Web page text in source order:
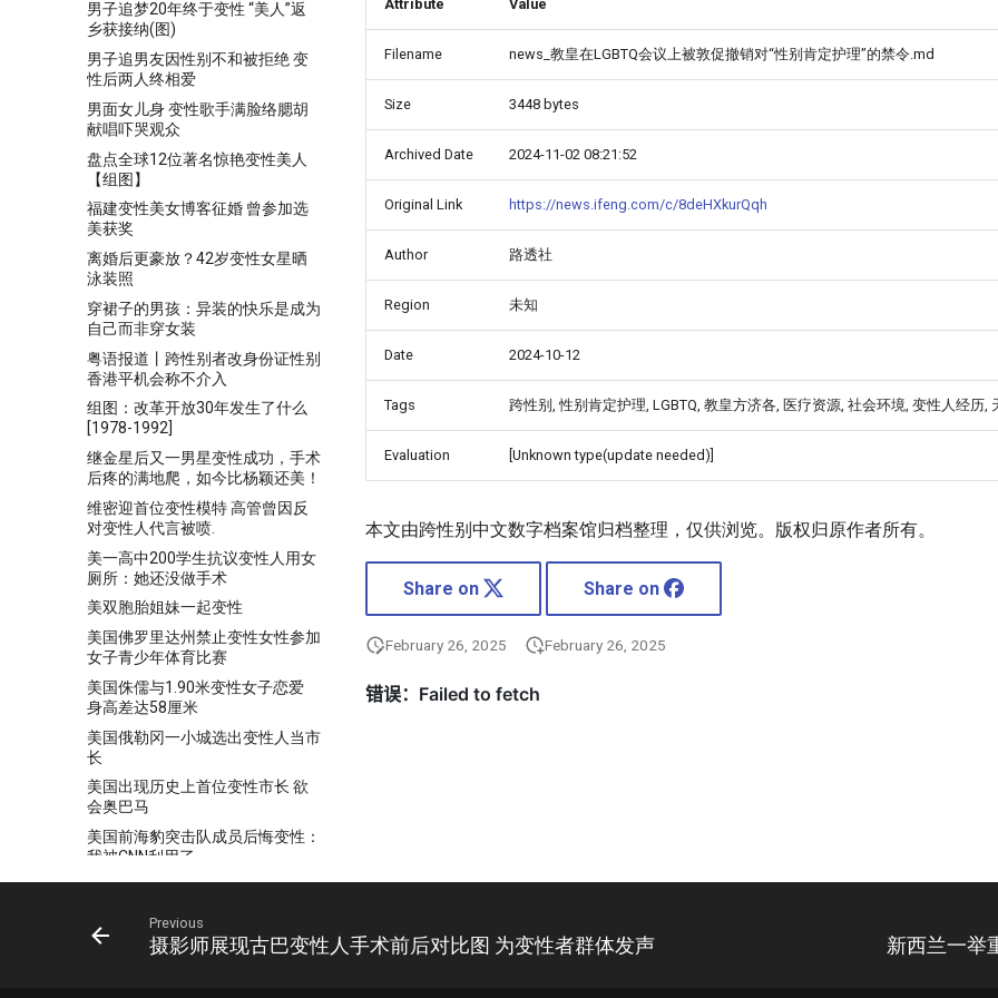
男子追梦20年终于变性 “美人”返
乡获接纳(图)
男子追男友因性别不和被拒绝 变
性后两人终相爱
男面女儿身 变性歌手满脸络腮胡
献唱吓哭观众
盘点全球12位著名惊艳变性美人
【组图】
福建变性美女博客征婚 曾参加选
美获奖
离婚后更豪放？42岁变性女星晒
泳装照
穿裙子的男孩：异装的快乐是成为
自己而非穿女装
粤语报道丨跨性别者改身份证性别
香港平机会称不介入
组图：改革开放30年发生了什么
[1978-1992]
继金星后又一男星变性成功，手术
后疼的满地爬，如今比杨颖还美！
维密迎首位变性模特 高管曾因反
对变性人代言被喷.
美一高中200学生抗议变性人用女
厕所：她还没做手术
美双胞胎姐妹一起变性
美国佛罗里达州禁止变性女性参加
女子青少年体育比赛
美国侏儒与1.90米变性女子恋爱
身高差达58厘米
美国俄勒冈一小城选出变性人当市
长
美国出现历史上首位变性市长 欲
会奥巴马
美国前海豹突击队成员后悔变性：
我被CNN利用了
美国加州通过新政：囚犯欲变性
美国变性人结婚：“丈夫”生娃 “妻
Attribute Value
Filename news_教皇在LGBTQ会议上被敦促撤销对“性别肯定护理”的禁令.md
Size 3448 bytes
Archived Date 2024-11-02 08:21:52
Original Link https://news.ifeng.com/c/8deHXkurQqh
Author 路透社
Region 未知
Date 2024-10-12
Tags 跨性别, 性别肯定护理, LGBTQ, 教皇方济各, 医疗资源, 社会环境, 变性人经历,
Evaluation [Unknown type(update needed)]
本文由跨性别中文数字档案馆归档整理，仅供浏览。版权归原作者所有。
Share on Share on
February 26, 2025 February 26, 2025
Previous
摄影师展现古巴变性人手术前后对比图 为变性者群体发声 新西兰一举